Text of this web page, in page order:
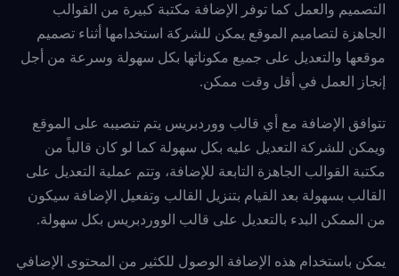
التصميم والعمل كما توفر الإضافة مكتبة كبيرة من القوالب
الجاهزة لتصاميم الموقع يمكن للشركة استخدامها أثناء تصميم
موقعها والتعديل على جميع مكوناتها بكل سهولة وسرعة من أجل
إنجاز العمل في أقل وقت ممكن.
تتوافق الإضافة مع أي قالب ووردبريس يتم تنصيبه على الموقع
ويمكن للشركة التعديل عليه بكل سهولة كما لو كان قالباً من
مكتبة القوالب الجاهزة التابعة للإضافة، وتتم عملية التعديل على
القالب بسهولة بعد القيام بتنزيل القالب وتفعيل الإضافة سيكون
من الممكن البدء بالتعديل على قالب الووردبريس بكل سهولة.
يمكن باستخدام هذه الإضافة الوصول للكثير من المحتوى الإضافي